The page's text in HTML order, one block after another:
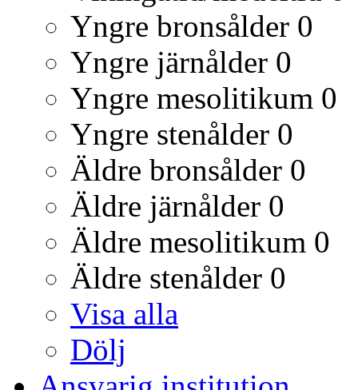
Yngre bronsålder 0
Yngre järnålder 0
Yngre mesolitikum 0
Yngre stenålder 0
Äldre bronsålder 0
Äldre järnålder 0
Äldre mesolitikum 0
Äldre stenålder 0
Visa alla
Dölj